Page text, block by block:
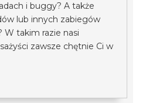
i buggy? A także
lub innych zabiegów
W takim razie nasi
zawsze chętnie Ci w